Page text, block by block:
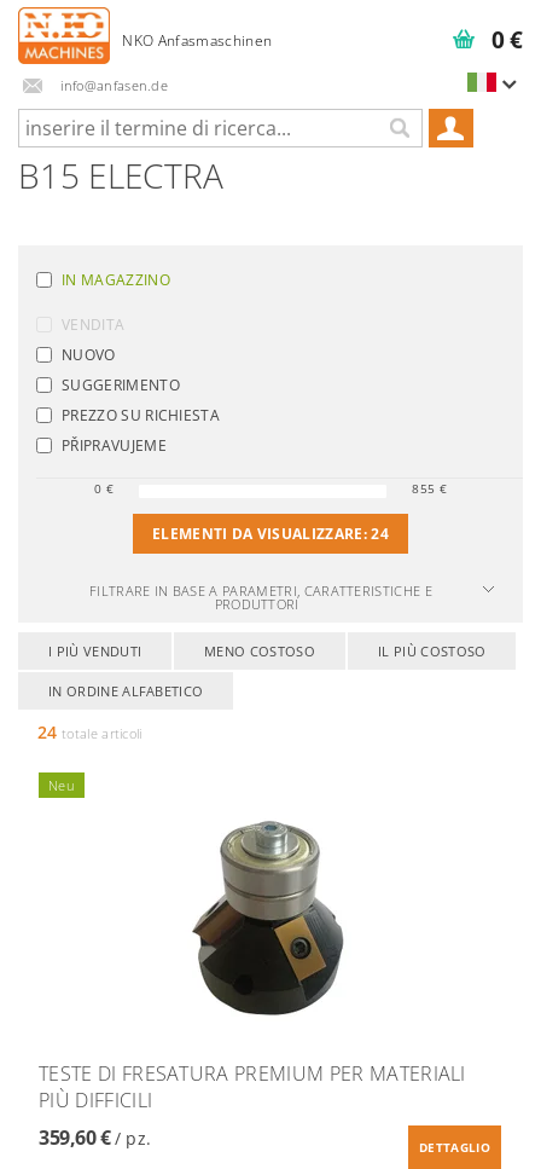
info@anfasen.de
0 €
B15 ELECTRA
IN MAGAZZINO
VENDITA
NUOVO
SUGGERIMENTO
PREZZO SU RICHIESTA
PŘIPRAVUJEME
0 € 855 €
ELEMENTI DA VISUALIZZARE:24
FILTRARE IN BASE A PARAMETRI, CARATTERISTICHE E
PRODUTTORI
I PIÙ VENDUTI MENO COSTOSO IL PIÙ COSTOSO
IN ORDINE ALFABETICO
24 totale articoli
Neu
TESTE DI FRESATURA PREMIUM PER MATERIALI
PIÙ DIFFICILI
359,60 €/ pz. DETTAGLIO